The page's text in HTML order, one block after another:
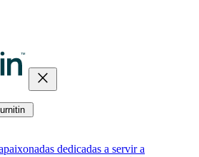
close
dedicadas a servir a